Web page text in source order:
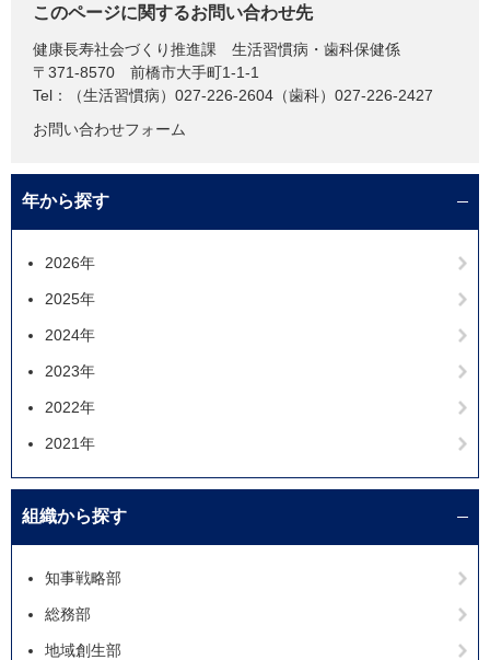
このページに関するお問い合わせ先
健康長寿社会づくり推進課
生活習慣病・歯科保健係
〒371-8570
前橋市大手町1-1-1
Tel：（生活習慣病）027-226-2604（歯科）027-226-2427
お問い合わせフォーム
年から探す
2026年
2025年
2024年
2023年
2022年
2021年
組織から探す
知事戦略部
総務部
地域創生部